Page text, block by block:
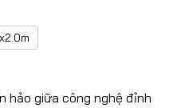
hảo giữa công nghệ đỉnh